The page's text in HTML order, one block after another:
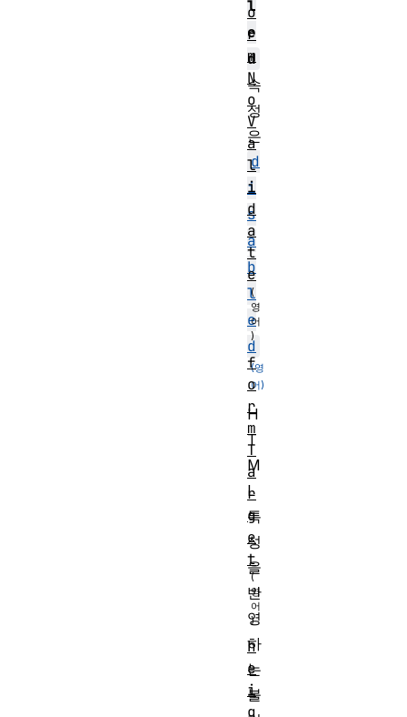
l
e
d
속
성
은
d
i
s
a
b
l
e
d
H
T
M
L
특
성
을
반
영
하
는
불
o
r
m
N
o
V
a
l
i
d
a
t
e
f
o
r
m
T
a
r
g
e
t
h
e
i
g